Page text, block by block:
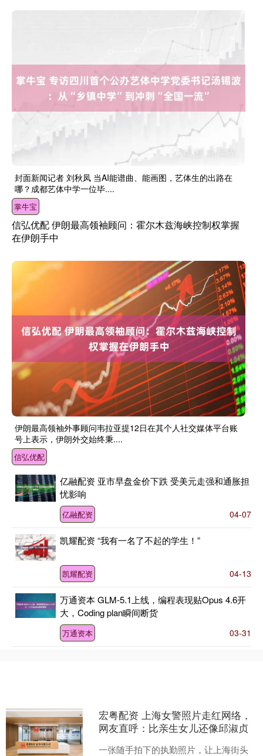
封面新闻记者 刘秋凤 当AI能谱曲、能画图，艺体生的出路在
哪？成都艺体中学一位毕....
掌牛宝
信弘优配 伊朗最高领袖顾问：霍尔木兹海峡控制权掌握
在伊朗手中
伊朗最高领袖外事顾问韦拉亚提12日在其个人社交媒体平台账
号上表示，伊朗外交始终秉....
信弘优配
亿融配资 亚市早盘金价下跌 受美元走强和通胀担
忧影响
亿融配资 04-07
凯耀配资 “我有一名了不起的学生！”
凯耀配资 04-13
万通资本 GLM-5.1上线，编程表现贴Opus 4.6开
大，Coding plan瞬间断货
万通资本 03-31
宏粤配资 上海女警照片走红网络，
网友直呼：比亲生女儿还像邱淑贞
一张随手拍下的执勤照片，让上海街头